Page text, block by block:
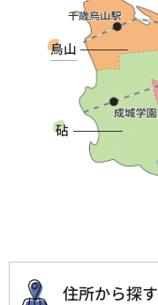
砧
烏山
住所から探す